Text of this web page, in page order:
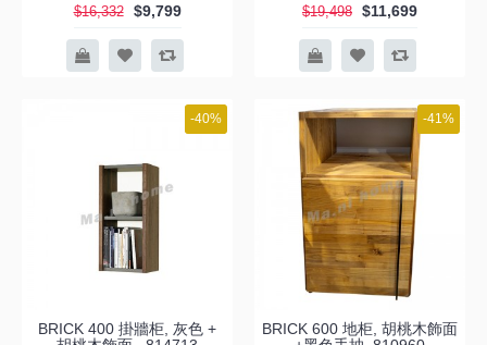
$16,332 $9,799 $19,498 $11,699
-40%
BRICK 400 掛牆柜, 灰色 +
-41%
BRICK 600 地柜, 胡桃木飾面